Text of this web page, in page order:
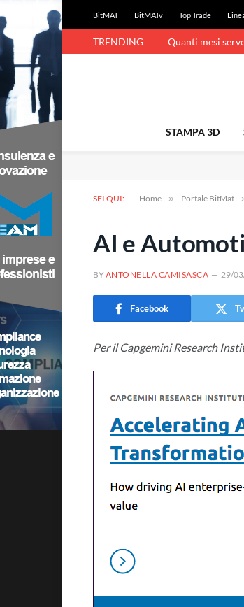
BitMAT BitMATv Top Trade
TRENDING Quanti mesi
STAMPA 3D
SEI QUI: Home » Portale BitMat
AI e
BY ANTONELLA CAMISASCA 29/
Facebook
Per il Capgemini Research